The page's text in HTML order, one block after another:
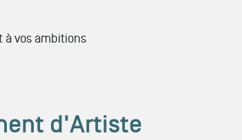
à vos ambitions
d'Artiste